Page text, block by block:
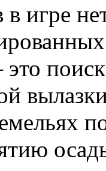
игре